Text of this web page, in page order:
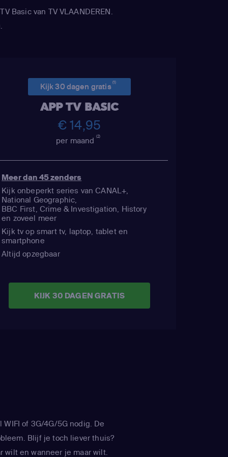
/
Black
(Wendy
,
,
Basic van TV VLAANDEREN.
Kijk 30 dagen gratis(1)
APP TV BASIC
€ 14,95
per maand(2)
Meer dan 45 zenders
Kijk onbeperkt series van CANAL+,
National Geographic,
BBC First, Crime & Investigation, History
en zoveel meer
Kijk tv op smart tv, laptop, tablet en
smartphone
Altijd opzegbaar
KIJK 30 DAGEN GRATIS
of 3G/4G/5G nodig. De
Blijf je toch liever thuis?
wilt en wanneer je maar wilt.